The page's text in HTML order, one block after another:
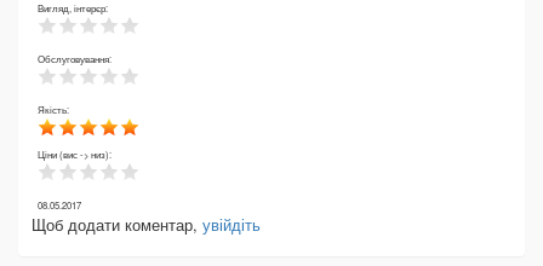
Вигляд, інтерєр:
Обслуговування:
Якість:
Ціни (вис -> низ):
08.05.2017
Щоб додати коментар, увійдіть